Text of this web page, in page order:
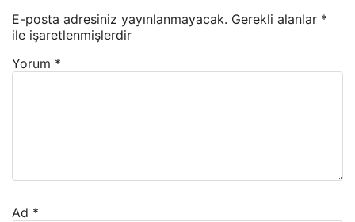
E-posta adresiniz yayınlanmayacak. Gerekli alanlar *
ile işaretlenmişlerdir
Yorum *
Ad *